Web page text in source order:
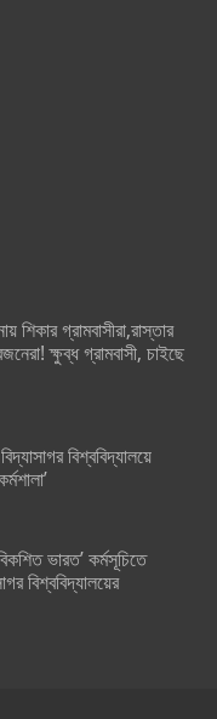
গ্রামবাসীরা,রাস্তার
ক্ষুব্ধ গ্রামবাসী, চাইছে
বিশ্ববিদ্যালয়ে
ভারত’ কর্মসূচিতে
বিশ্ববিদ্যালয়ের